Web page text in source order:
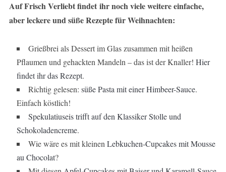
Auf Frisch Verliebt findet ihr noch viele weitere einfache,
aber leckere und süße Rezepte für Weihnachten:
Grießbrei als Dessert im Glas zusammen mit heißen
Pflaumen und gehackten Mandeln – das ist der Knaller! Hier
findet ihr das Rezept.
Richtig gelesen: süße Pasta mit einer Himbeer-Sauce.
Einfach köstlich!
Spekulatiuseis trifft auf den Klassiker Stolle und
Schokoladencreme.
Wie wäre es mit kleinen Lebkuchen-Cupcakes mit Mousse
au Chocolat?